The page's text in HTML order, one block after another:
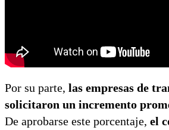
Por su parte, las empresas de
solicitaron un incremento
De aprobarse este porcentaje, el